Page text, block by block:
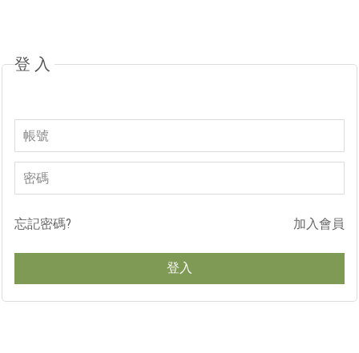
登入
忘記密碼? 加入會員